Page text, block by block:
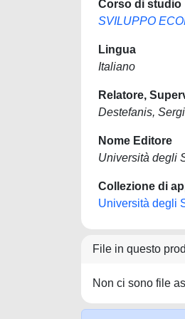
Corso di studio
SVILUPPO
Lingua
Italiano
Relatore,
Destefanis,
Nome Editore
Università degli
Collezione di
Università degli
File in questo
Non ci sono file